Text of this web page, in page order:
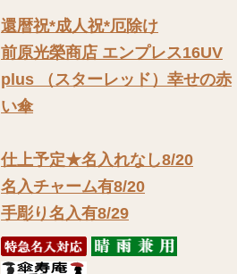
還暦祝*成人祝*厄除け
前原光榮商店 エンプレス16UV
plus （スターレッド）幸せの赤
い傘
仕上予定★名入れなし8/20
名入チャーム有8/20
手彫り名入有8/29